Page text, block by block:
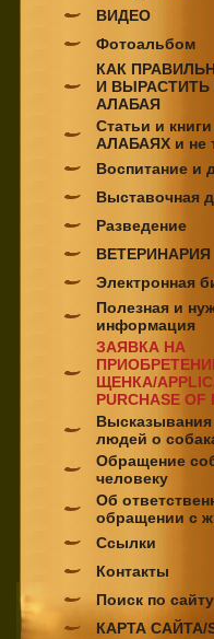
ВИДЕО
Фотоальбом
КАК
И
АЛАБАЯ
Статьи и
АЛАБАЯХ и не
Воспитание и
Выставочная
Разведение
ВЕТЕРИНАРИЯ
Электронная
Полезная и
информация
ЗАЯВКА НА
ЩЕНКА/
PURCHASE OF
людей о
Обращение
человеку
Об
обращении с
Ссылки
Контакты
Поиск по сайту
КАРТА САЙТА/